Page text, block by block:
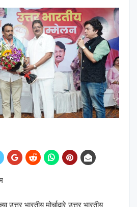
उत्तर भारतीय मोर्चाद्वारे उत्तर भारतीय